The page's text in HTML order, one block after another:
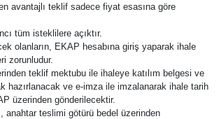
avantajlı teklif sadece fiyat esasına göre
tüm isteklilere açıktır.
olanların, EKAP hesabına giriş yaparak ihale
zorunludur.
teklif mektubu ile ihaleye katılım belgesi ve
hazırlanacak ve e-imza ile imzalanarak ihale tarih
üzerinden gönderilecektir.
anahtar teslimi götürü bedel üzerinden